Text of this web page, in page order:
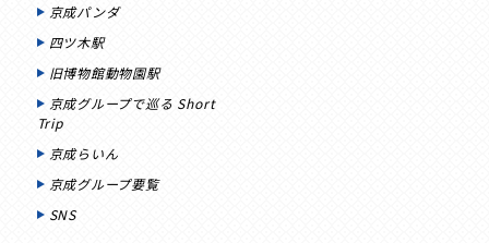
京成パンダ
四ツ木駅
旧博物館動物園駅
京成グループで巡る Short
Trip
京成らいん
京成グループ要覧
SNS